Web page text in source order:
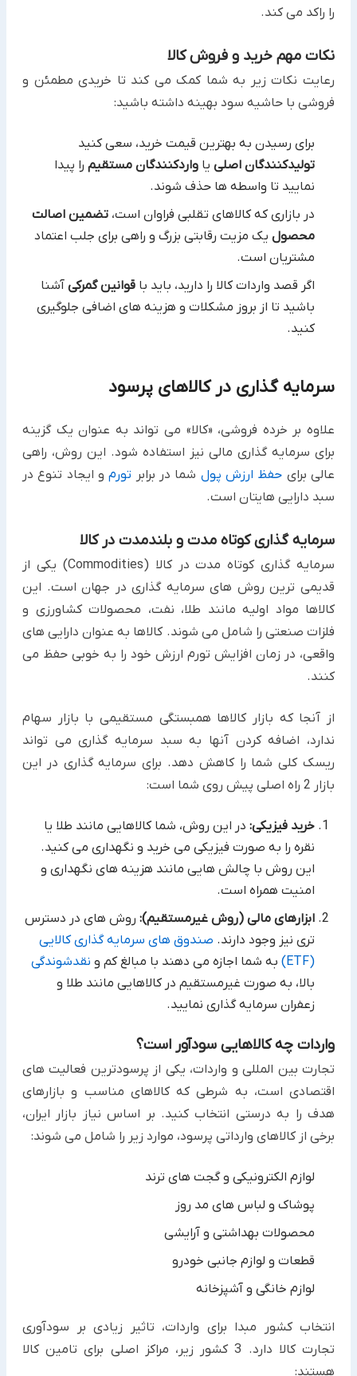
را راکد می کند.
نکات مهم خرید و فروش کالا
رعایت نکات زیر به شما کمک می کند تا خریدی مطمئن و
فروشی با حاشیه سود بهینه داشته باشید:
برای رسیدن به بهترین قیمت خرید، سعی کنید
تولیدکنندگان اصلی یا واردکنندگان مستقیم را پیدا
نمایید تا واسطه ها حذف شوند.
در بازاری که کالاهای تقلبی فراوان است، تضمین اصالت
محصول یک مزیت رقابتی بزرگ و راهی برای جلب اعتماد
مشتریان است.
اگر قصد واردات کالا را دارید، باید با قوانین گمرکی آشنا
باشید تا از بروز مشکلات و هزینه های اضافی جلوگیری
کنید.
سرمایه گذاری در کالاهای پرسود
علاوه بر خرده فروشی، «کالا» می تواند به عنوان یک گزینه
برای سرمایه گذاری مالی نیز استفاده شود. این روش، راهی
عالی برای حفظ ارزش پول شما در برابر تورمو ایجاد تنوع در
سبد دارایی هایتان است.
سرمایه گذاری کوتاه مدت و بلندمدت در کالا
سرمایه گذاری کوتاه مدت در کالا (Commodities) یکی از
قدیمی ترین روش های سرمایه گذاری در جهان است. این
کالاها مواد اولیه مانند طلا، نفت، محصولات کشاورزی و
فلزات صنعتی را شامل می شوند. کالاها به عنوان دارایی های
واقعی، در زمان افزایش تورم ارزش خود را به خوبی حفظ می
کنند.
از آنجا که بازار کالاها همبستگی مستقیمی با بازار سهام
ندارد، اضافه کردن آنها به سبد سرمایه گذاری می تواند
ریسک کلی شما را کاهش دهد. برای سرمایه گذاری در این
بازار 2 راه اصلی پیش روی شما است:
خرید فیزیکی: در این روش، شما کالاهایی مانند طلا یا
نقره را به صورت فیزیکی می خرید و نگهداری می کنید.
این روش با چالش هایی مانند هزینه های نگهداری و
امنیت همراه است.
ابزارهای مالی (روش غیرمستقیم): روش های در دسترس
تری نیز وجود دارند. صندوق های سرمایه گذاری کالایی
(ETF)
به شما اجازه می دهند با مبالغ کم و نقدشوندگی
بالا، به صورت غیرمستقیم در کالاهایی مانند طلا و
زعفران سرمایه گذاری نمایید.
واردات چه کالاهایی سودآور است؟
تجارت بین المللی و واردات، یکی از پرسودترین فعالیت های
اقتصادی است، به شرطی که کالاهای مناسب و بازارهای
هدف را به درستی انتخاب کنید. بر اساس نیاز بازار ایران،
برخی از کالاهای وارداتی پرسود، موارد زیر را شامل می شوند:
لوازم الکترونیکی و گجت های ترند
پوشاک و لباس های مد روز
محصولات بهداشتی و آرایشی
قطعات و لوازم جانبی خودرو
لوازم خانگی و آشپزخانه
انتخاب کشور مبدا برای واردات، تاثیر زیادی بر سودآوری
تجارت کالا دارد. 3 کشور زیر، مراکز اصلی برای تامین کالا
هستند: